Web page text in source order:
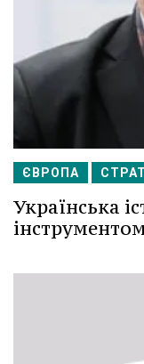
ЄВРОПА
Українська